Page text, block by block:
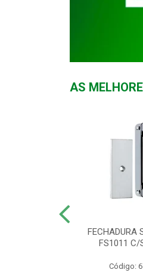
AS
FECHADURA
FS1011 C/
Código: